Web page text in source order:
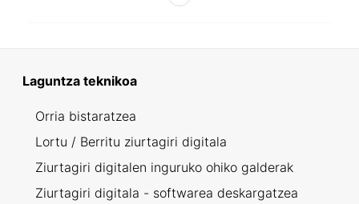
Laguntza teknikoa
Orria bistaratzea
Lortu / Berritu ziurtagiri digitala
Ziurtagiri digitalen inguruko ohiko galderak
Ziurtagiri digitala - softwarea deskargatzea